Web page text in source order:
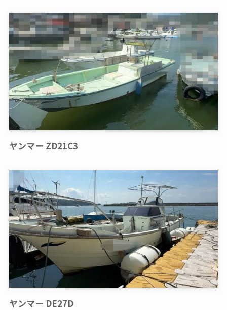
ヤンマー ZD21C3
ヤンマー DE27D